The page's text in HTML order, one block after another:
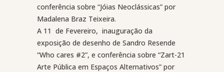
conferência sobre “Jóias Neoclássicas” por
Madalena Braz Teixeira.
A 11 de Fevereiro, inauguração da
exposição de desenho de Sandro Resende
“Who cares #2”, e conferência sobre “Zart-21
Arte Pública em Espaços Alternativos” por